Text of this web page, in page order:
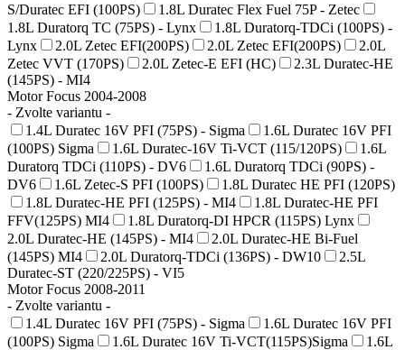
S/Duratec EFI (100PS)
1.8L Duratec Flex Fuel 75P - Zetec
1.8L Duratorq TC (75PS) - Lynx
1.8L Duratorq-TDCi (100PS) -
Lynx
2.0L Zetec EFI(200PS) 2.0L Zetec EFI(200PS)
2.0L
Zetec VVT (170PS)
2.0L Zetec-E EFI (HC)
2.3L Duratec-HE
(145PS) - MI4
Motor Focus 2004-2008
- Zvolte variantu -
1.4L Duratec 16V PFI (75PS) - Sigma
1.6L Duratec 16V PFI
(100PS) Sigma
1.6L Duratec-16V Ti-VCT (115/120PS)
1.6L
Duratorq TDCi (110PS) - DV6
1.6L Duratorq TDCi (90PS) -
DV6
1.6L Zetec-S PFI (100PS)
1.8L Duratec HE PFI (120PS)
1.8L Duratec-HE PFI (125PS) - MI4
1.8L Duratec-HE PFI
FFV(125PS) MI4
1.8L Duratorq-DI HPCR (115PS) Lynx
2.0L Duratec-HE (145PS) - MI4
2.0L Duratec-HE Bi-Fuel
(145PS) MI4
2.0L Duratorq-TDCi (136PS) - DW10
2.5L
Duratec-ST (220/225PS) - VI5
Motor Focus 2008-2011
- Zvolte variantu -
1.4L Duratec 16V PFI (75PS) - Sigma
1.6L Duratec 16V PFI
(100PS) Sigma
1.6L Duratec 16V Ti-VCT(115PS)Sigma
1.6L